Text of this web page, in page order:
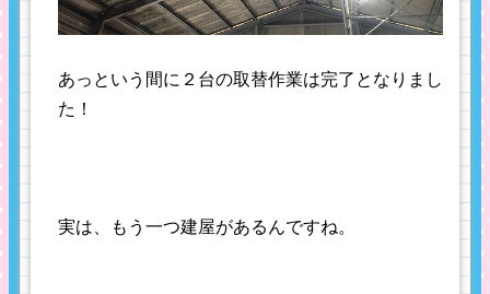
あっという間に２台の取替作業は完了となりまし
た！
実は、もう一つ建屋があるんですね。